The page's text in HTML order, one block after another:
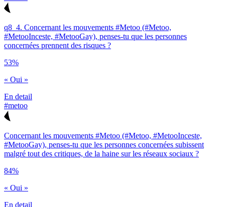
q8_4. Concernant les mouvements #Metoo (#Metoo,
#MetooInceste, #MetooGay), penses-tu que les personnes
concernées prennent des risques ?
53%
« Oui »
En detail
#metoo
Concernant les mouvements #Metoo (#Metoo, #MetooInceste,
#MetooGay), penses-tu que les personnes concernées subissent
malgré tout des critiques, de la haine sur les réseaux sociaux ?
84%
« Oui »
En detail